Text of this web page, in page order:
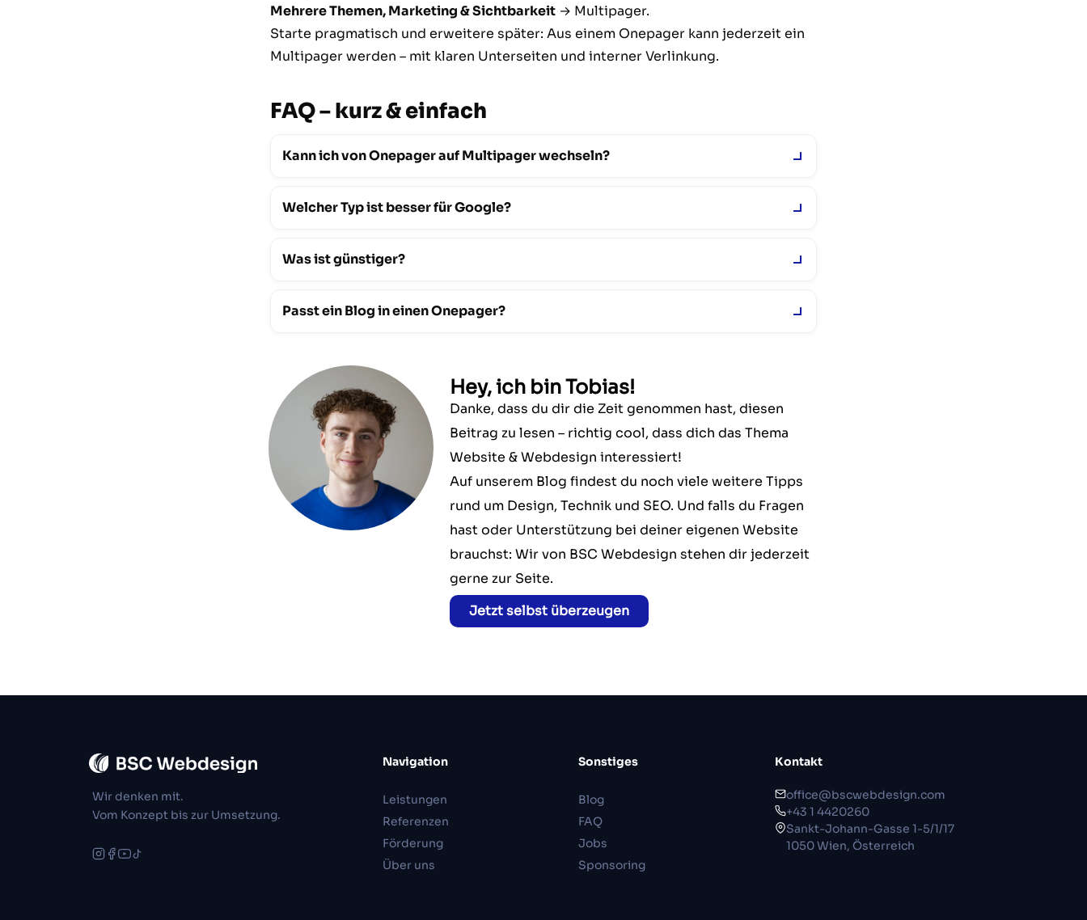
Mehrere Themen, Marketing & Sichtbarkeit → Multipager.
Starte pragmatisch und erweitere später: Aus einem Onepager kann jederzeit ein
Multipager werden – mit klaren Unterseiten und interner Verlinkung.
FAQ – kurz & einfach
Kann ich von Onepager auf Multipager wechseln?
Welcher Typ ist besser für Google?
Was ist günstiger?
Passt ein Blog in einen Onepager?
Hey, ich bin Tobias!
Danke, dass du dir die Zeit genommen hast, diesen
Beitrag zu lesen – richtig cool, dass dich das Thema
Website & Webdesign interessiert!
Auf unserem Blog findest du noch viele weitere Tipps
rund um Design, Technik und SEO. Und falls du Fragen
hast oder Unterstützung bei deiner eigenen Website
brauchst: Wir von BSC Webdesign stehen dir jederzeit
gerne zur Seite.
Jetzt selbst überzeugen
Wir denken mit.
Vom Konzept bis zur Umsetzung.
Navigation
Leistungen
Referenzen
Förderung
Über uns
Sonstiges
Blog
FAQ
Jobs
Sponsoring
Kontakt
office@bscwebdesign.com
+43 1 4420260
Sankt-Johann-Gasse 1-5/1/17
1050 Wien, Österreich